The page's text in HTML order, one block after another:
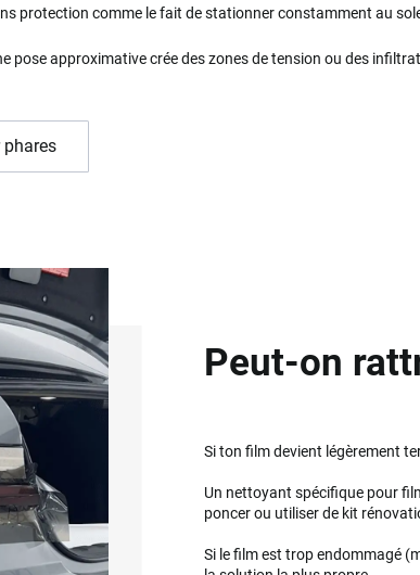
protection comme le fait de stationner constamment au
pose approximative crée des zones de tension ou des
Peut-on
Si ton film devient légèrement
Un nettoyant spécifique pour
poncer ou utiliser de kit
Si le film est trop endommagé